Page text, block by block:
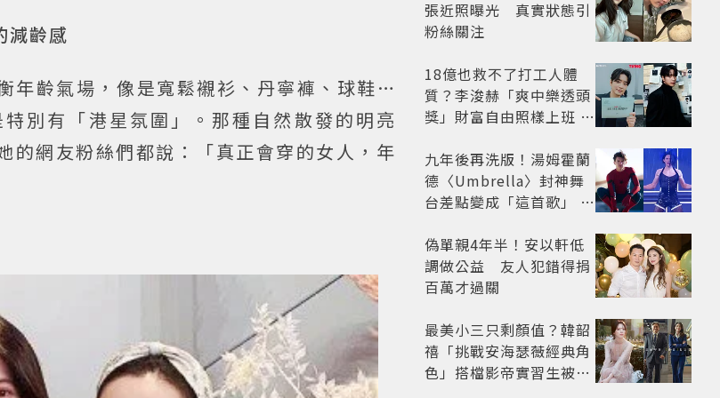
減齡感
年齡氣場，像是寬鬆襯衫、丹寧褲、球鞋…
別有「港星氛圍」。那種自然散發的明亮
的網友粉絲們都說：「真正會穿的女人，年
張近照曝光 真實狀態引
粉絲關注
18億也救不了打工人體
質？李浚赫「爽中樂透頭
獎」財富自由照樣上班 西
九年後再洗版！湯姆霍蘭
德〈Umbrella〉封神舞
台差點變成「這首歌」 造
開
偽單親4年半！安以軒低
調做公益 友人犯錯得捐
百萬才過關
最美小三只剩顏值？韓韶
禧「挑戰安海瑟薇經典角
色」搭檔影帝實習生被